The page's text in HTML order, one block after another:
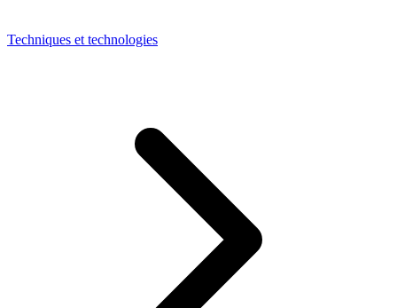
Techniques et technologies